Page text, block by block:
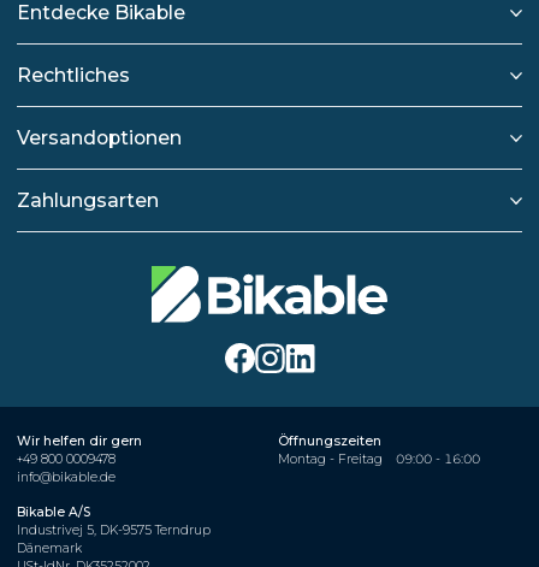
Entdecke Bikable
Rechtliches
Versandoptionen
Zahlungsarten
Wir helfen dir gern
+49 800 0009478
info@bikable.de
Öffnungszeiten
Montag - Freitag
09:00 - 16:00
Bikable A/S
Industrivej 5, DK-9575 Terndrup
Dänemark